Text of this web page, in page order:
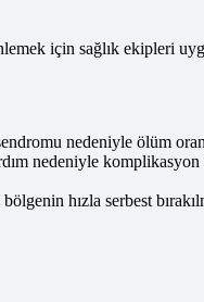
için sağlık ekipleri
nedeniyle ölüm
nedeniyle komplikasyon
hızla serbest